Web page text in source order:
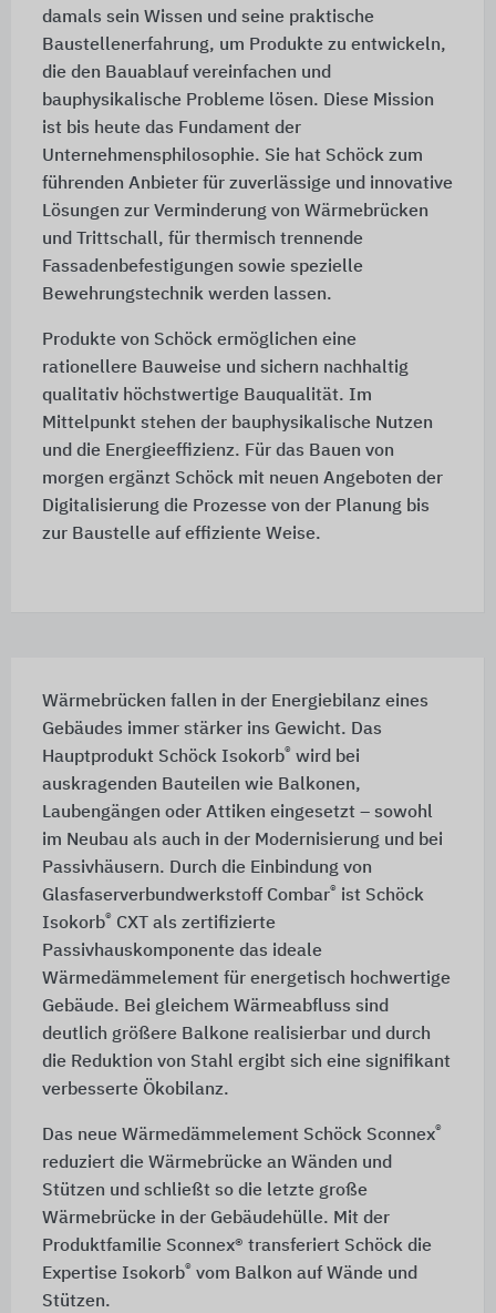
damals sein Wissen und seine praktische
Baustellenerfahrung, um Produkte zu entwickeln,
die den Bauablauf vereinfachen und
bauphysikalische Probleme lösen. Diese Mission
ist bis heute das Fundament der
Unternehmensphilosophie. Sie hat Schöck zum
führenden Anbieter für zuverlässige und innovative
Lösungen zur Verminderung von Wärmebrücken
und Trittschall, für thermisch trennende
Fassadenbefestigungen sowie spezielle
Bewehrungstechnik werden lassen.
Produkte von Schöck ermöglichen eine
rationellere Bauweise und sichern nachhaltig
qualitativ höchstwertige Bauqualität. Im
Mittelpunkt stehen der bauphysikalische Nutzen
und die Energieeffizienz. Für das Bauen von
morgen ergänzt Schöck mit neuen Angeboten der
Digitalisierung die Prozesse von der Planung bis
zur Baustelle auf effiziente Weise.
Wärmebrücken fallen in der Energiebilanz eines
Gebäudes immer stärker ins Gewicht. Das
Hauptprodukt Schöck Isokorb® wird bei
auskragenden Bauteilen wie Balkonen,
Laubengängen oder Attiken eingesetzt – sowohl
im Neubau als auch in der Modernisierung und bei
Passivhäusern. Durch die Einbindung von
Glasfaserverbundwerkstoff Combar® ist Schöck
Isokorb® CXT als zertifizierte
Passivhauskomponente das ideale
Wärmedämmelement für energetisch hochwertige
Gebäude. Bei gleichem Wärmeabfluss sind
deutlich größere Balkone realisierbar und durch
die Reduktion von Stahl ergibt sich eine signifikant
verbesserte Ökobilanz.
Das neue Wärmedämmelement Schöck Sconnex®
reduziert die Wärmebrücke an Wänden und
Stützen und schließt so die letzte große
Wärmebrücke in der Gebäudehülle. Mit der
Produktfamilie Sconnex® transferiert Schöck die
Expertise Isokorb® vom Balkon auf Wände und
Stützen.